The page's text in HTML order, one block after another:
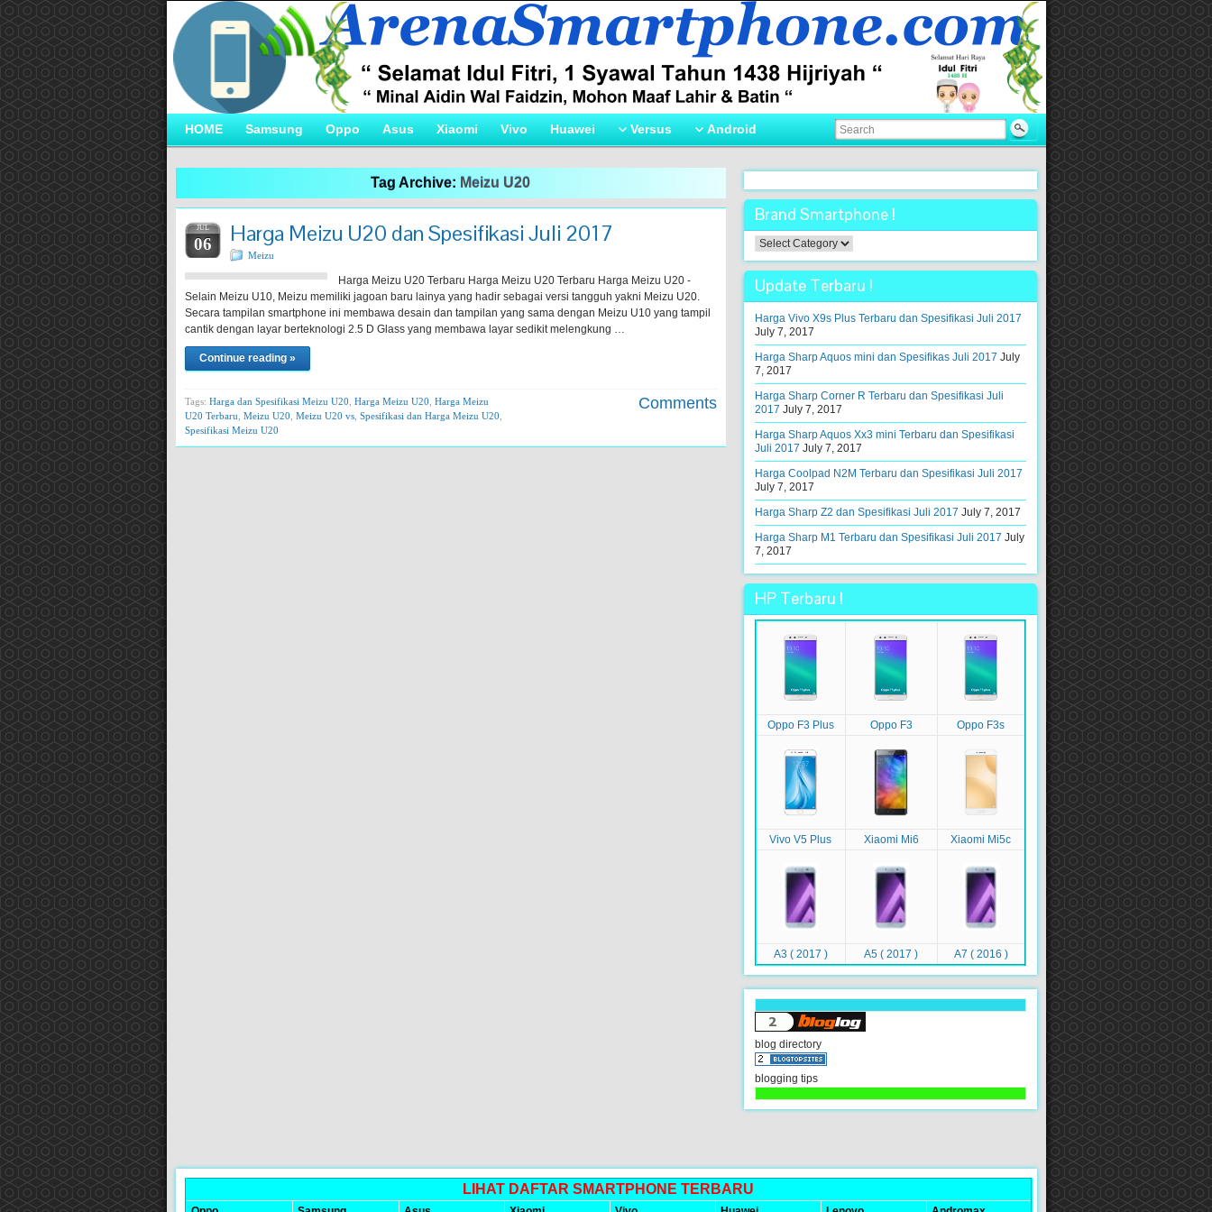
HOME Samsung Oppo Asus Xiaomi Vivo Huawei Versus Android
Tag Archive: Meizu U20
JUL
06 Harga Meizu U20 dan Spesifikasi Juli 2017
Meizu
Harga Meizu U20 Terbaru Harga Meizu U20 Terbaru Harga Meizu U20 -
Selain Meizu U10, Meizu memiliki jagoan baru lainya yang hadir sebagai versi tangguh yakni Meizu U20.
Secara tampilan smartphone ini membawa desain dan tampilan yang sama dengan Meizu U10 yang tampil
cantik dengan layar berteknologi 2.5 D Glass yang membawa layar sedikit melengkung …
Continue reading »
Tags: Harga dan Spesifikasi Meizu U20 Harga Meizu U20 Harga Meizu
U20 Terbaru Meizu U20 Meizu U20 vs, Spesifikasi dan Harga Meizu U20
Spesifikasi Meizu U20
Comments
Brand Smartphone !
Brand
Smartphone
!Update Terbaru !
Harga Vivo X9s Plus Terbaru dan Spesifikasi Juli 2017
July 7, 2017
Harga Sharp Aquos mini dan Spesifikas Juli 2017 July
7, 2017
Harga Sharp Corner R Terbaru dan Spesifikasi Juli
2017 July 7, 2017
Harga Sharp Aquos Xx3 mini Terbaru dan Spesifikasi
Juli 2017 July 7, 2017
Harga Coolpad N2M Terbaru dan Spesifikasi Juli 2017
July 7, 2017
Harga Sharp Z2 dan Spesifikasi Juli 2017 July 7, 2017
Harga Sharp M1 Terbaru dan Spesifikasi Juli 2017 July
7, 2017
HP Terbaru !
Oppo F3 Plus Oppo F3 Oppo F3s
Vivo V5 Plus Xiaomi Mi6 Xiaomi Mi5c
A3 ( 2017 ) A5 ( 2017 ) A7 ( 2016 )
blog directory
blogging tips
LIHAT DAFTAR SMARTPHONE TERBARU